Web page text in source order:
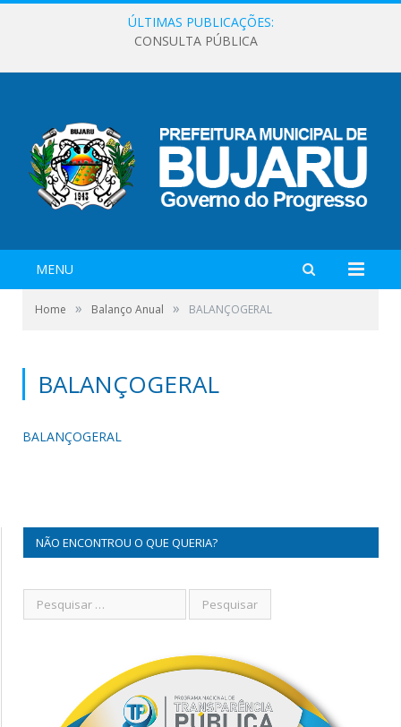
ÚLTIMAS PUBLICAÇÕES:
CONSULTA PÚBLICA
MENU
Home » Balanço Anual » BALANÇOGERAL
BALANÇOGERAL
BALANÇOGERAL
NÃO ENCONTROU O QUE QUERIA?